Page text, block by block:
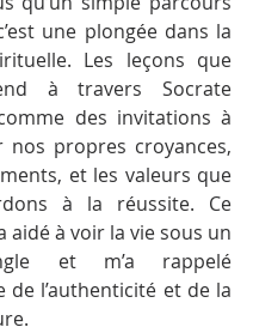
une plongée dans la
Les leçons que
à travers Socrate
des invitations à
nos propres croyances,
et les valeurs que
à la réussite. Ce
aidé à voir la vie sous un
et m’a rappelé
de l’authenticité et de la